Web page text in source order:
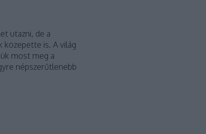
utazni, de a
közepette is. A világ
most meg a
népszerűtlenebb